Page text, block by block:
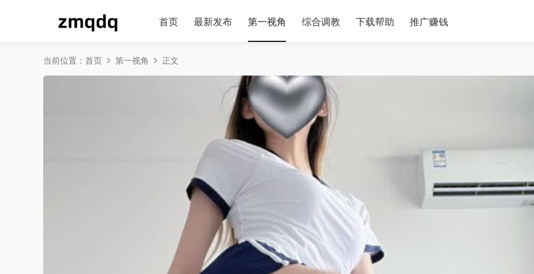
首页 最新发布 第一视角 综合调教 下载帮助 推广赚钱
当前位置： 首页 第一视角 正文